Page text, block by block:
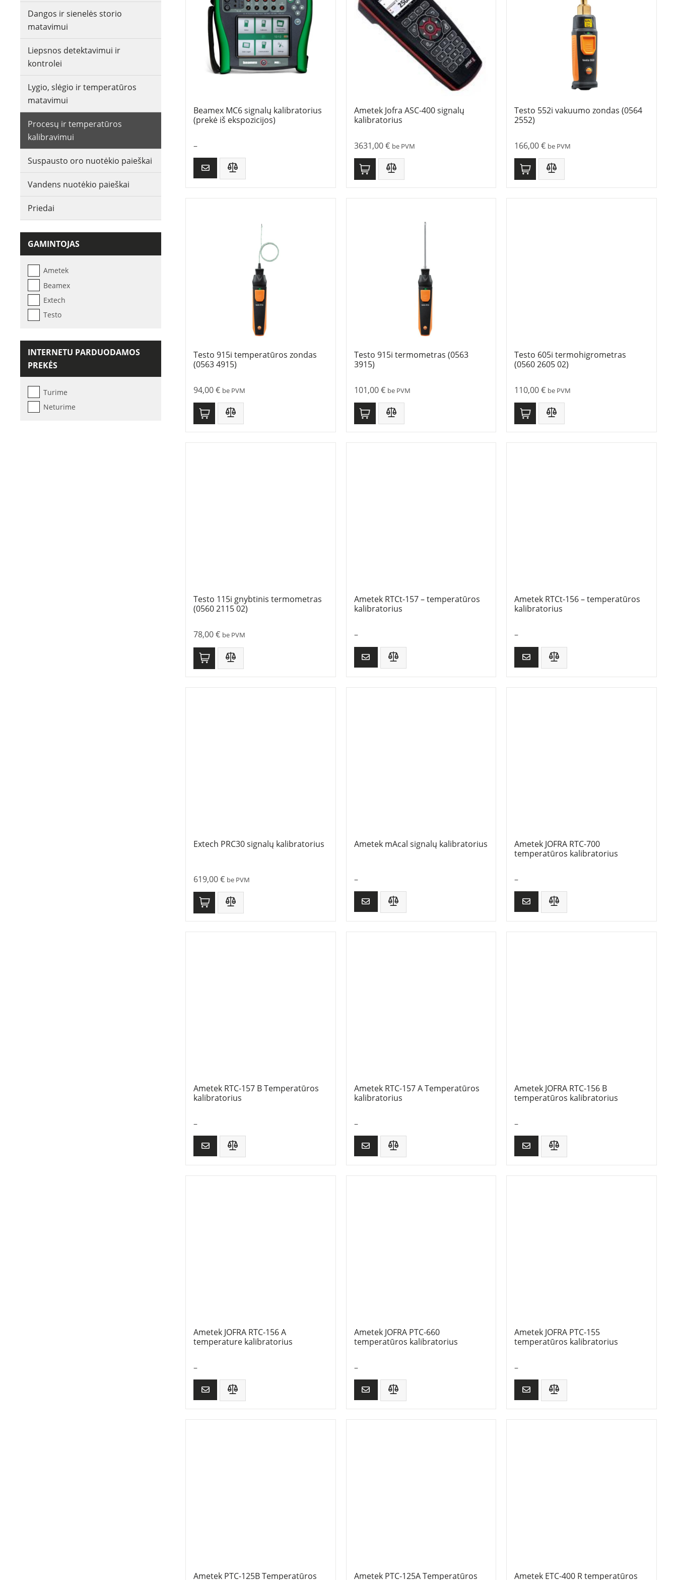
Dangos ir sienelės storio
matavimui
Liepsnos detektavimui ir
kontrolei
Lygio, slėgio ir temperatūros
matavimui
Procesų ir temperatūros
kalibravimui
Suspausto oro nuotėkio paieškai
Vandens nuotėkio paieškai
Priedai
GAMINTOJAS
Ametek
Beamex
Extech
Testo
INTERNETU PARDUODAMOS
PREKĖS
Turime
Neturime
Beamex MC6 signalų kalibratorius
(prekė iš ekspozicijos)
–
Ametek Jofra ASC-400 signalų
kalibratorius
3631,00€ be PVM
Testo 552i vakuumo zondas (0564
2552)
166,00€ be PVM
Testo 915i temperatūros zondas
(0563 4915)
94,00€ be PVM
Testo 915i termometras (0563
3915)
101,00€ be PVM
Testo 605i termohigrometras
(0560 2605 02)
110,00€ be PVM
Testo 115i gnybtinis termometras
(0560 2115 02)
78,00€ be PVM
Ametek RTCt-157 – temperatūros
kalibratorius
–
Ametek RTCt-156 – temperatūros
kalibratorius
–
Extech PRC30 signalų kalibratorius
619,00€ be PVM
Ametek mAcal signalų kalibratorius
–
Ametek JOFRA RTC-700
temperatūros kalibratorius
–
Ametek RTC-157 B Temperatūros
kalibratorius
–
Ametek RTC-157 A Temperatūros
kalibratorius
–
Ametek JOFRA RTC-156 B
temperatūros kalibratorius
–
Ametek JOFRA RTC-156 A
temperature kalibratorius
–
Ametek JOFRA PTC-660
temperatūros kalibratorius
–
Ametek JOFRA PTC-155
temperatūros kalibratorius
–
Ametek PTC-125B Temperatūros Ametek PTC-125A Temperatūros Ametek ETC-400 R temperatūros